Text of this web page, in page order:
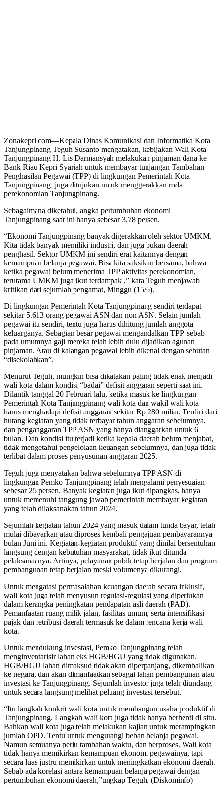
Zonakepri.com—Kepala Dinas Komunikasi dan Informatika Kota
Tanjungpinang Teguh Susanto mengatakan, kebijakan Wali Kota
Tanjungpinang H. Lis Darmansyah melakukan pinjaman dana ke
Bank Riau Kepri Syariah untuk membayar tunjangan Tambahan
Penghasilan Pegawai (TPP) di lingkungan Pemerintah Kota
Tanjungpinang, juga ditujukan untuk menggerakkan roda
perekonomian Tanjungpinang.
Sebagaimana diketahui, angka pertumbuhan ekonomi
Tanjungpinang saat ini hanya sebesar 3,78 persen.
“Ekonomi Tanjungpinang banyak digerakkan oleh sektor UMKM.
Kita tidak banyak memiliki industri, dan juga bukan daerah
penghasil. Sektor UMKM ini sendiri erat kaitannya dengan
kemampuan belanja pegawai. Bisa kita saksikan bersama, bahwa
ketika pegawai belum menerima TPP aktivitas perekonomian,
terutama UMKM juga ikut terdampak ,” kata Teguh menjawab
kritikan dari sejumlah pengamat, Minggu (15/6).
Di lingkungan Pemerintah Kota Tanjungpinang sendiri terdapat
sekitar 5.613 orang pegawai ASN dan non ASN. Selain jumlah
pegawai itu sendiri, tentu juga harus dihitung jumlah anggota
keluarganya. Sebagian besar pegawai mengandalkan TPP, sebab
pada umumnya gaji mereka telah lebih dulu dijadikan agunan
pinjaman. Atau di kalangan pegawai lebih dikenal dengan sebutan
“disekolahkan”.
Menurut Teguh, mungkin bisa dikatakan paling tidak enak menjadi
wali kota dalam kondisi “badai” defisit anggaran seperti saat ini.
Dilantik tanggal 20 Februari lalu, ketika masuk ke lingkungan
Pemerintah Kota Tanjungpinang wali kota dan wakil wali kota
harus menghadapi defisit anggaran sekitar Rp 280 miliar. Terdiri dari
hutang kegiatan yang tidak terbayar tahun anggaran sebelumnya,
dan penganggaran TPP ASN yang hanya dianggarkan untuk 6
bulan. Dan kondisi itu terjadi ketika kepala daerah belum menjabat,
tidak mengetahui pengelolaan keuangan sebelumnya, dan juga tidak
terlibat dalam proses penyusunan anggaran 2025.
Teguh juga menyatakan bahwa sebelumnya TPP ASN di
lingkungan Pemko Tanjungpinang telah mengalami penyesuaian
sebesar 25 persen. Banyak kegiatan juga ikut dipangkas, hanya
untuk memenuhi tanggung jawab pemerintah membayar kegiatan
yang telah dilaksanakan tahun 2024.
Sejumlah kegiatan tahun 2024 yang masuk dalam tunda bayar, telah
mulai dibayarkan atau diproses kembali pengajuan pembayarannya
bulan Juni ini. Kegiatan-kegiatan produktif yang dinilai bersentuhan
langsung dengan kebutuhan masyarakat, tidak ikut ditunda
pelaksanaanya. Artinya, pelayanan pubik tetap berjalan dan program
pembangunan tetap berjalan meski volumenya dikurangi.
Untuk mengatasi permasalahan keuangan daerah secara inklusif,
wali kota juga telah menyusun regulasi-regulasi yang diperlukan
dalam kerangka peningkatan pendapatan asli daerah (PAD).
Pemanfaatan ruang milik jalan, fasilitas umum, serta intensifikasi
pajak dan retribusi daerah termasuk ke dalam rencana kerja wali
kota.
Untuk mendukung investasi, Pemko Tanjungpinang telah
menginventarisir lahan eks HGB/HGU yang tidak digunakan.
HGB/HGU lahan dimaksud tidak akan diperpanjang, dikembalikan
ke negara, dan akan dimanfaatkan sebagai lahan pembangunan atau
investasi ke Tanjungpinang. Sejumlah investor juga telah diundang
untuk secara langsung melihat peluang investasi tersebut.
“Itu langkah konkrit wali kota untuk membangun usaha produktif di
Tanjungpinang. Langkah wali kota juga tidak hanya berhenti di situ.
Bahkan wali kota juga telah melakukan kajian untuk merampingkan
jumlah OPD. Tentu untuk mengurangi beban belanja pegawai.
Namun semuanya perlu tambahan waktu, dan berproses. Wali kota
tidak hanya memikirkan kemampuan ekonomi pegawainya, tapi
secara luas justru memikirkan untuk meningkatkan ekonomi daerah.
Sebab ada korelasi antara kemampuan belanja pegawai dengan
pertumbuhan ekonomi daerah,”ungkap Teguh. (Diskominfo)